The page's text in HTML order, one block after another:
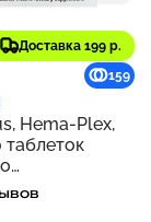
Доставка 199 р.
159
Hema-Plex,